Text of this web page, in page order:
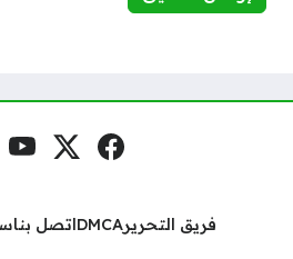
فيسبوكمنصة
فريق التحريرDMCAاتصل بنا